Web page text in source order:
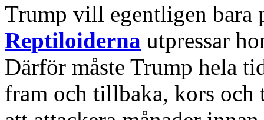
Trump vill egentligen bara
Reptiloiderna utpressar
Därför måste Trump hela
fram och tillbaka, kors och